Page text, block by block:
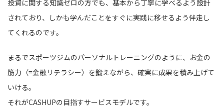
投資に関する知識ゼロの方でも、基本から丁寧に学べるよう設計
されており、しかも学んだことをすぐに実践に移せるよう伴走し
てくれるのです。
まるでスポーツジムのパーソナルトレーニングのように、お金の
筋力（=金融リテラシー）を鍛えながら、確実に成果を積み上げて
いける。
それがCASHUPの目指すサービスモデルです。